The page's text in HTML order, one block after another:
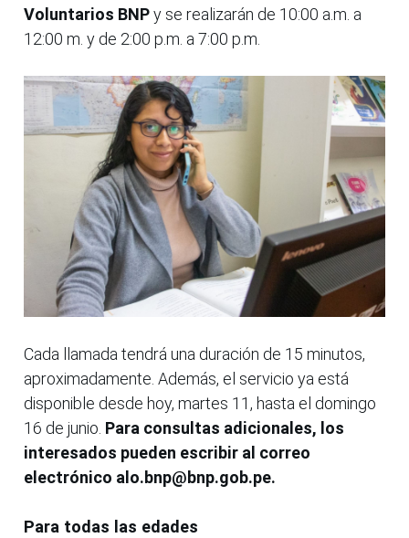
Voluntarios BNPy se realizarán de 10:00 a.m. a
12:00 m. y de 2:00 p.m. a 7:00 p.m.
Cada llamada tendrá una duración de 15 minutos,
aproximadamente. Además, el servicio ya está
disponible desde hoy, martes 11, hasta el domingo
16 de junio. Para consultas adicionales, los
interesados pueden escribir al correo
electrónico alo.bnp@bnp.gob.pe.
Para todas las edades